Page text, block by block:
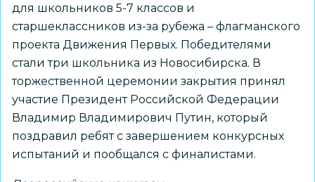
для школьников 5-7 классов и
старшеклассников из-за рубежа – флагманского
проекта Движения Первых. Победителями
стали три школьника из Новосибирска. В
торжественной церемонии закрытия принял
участие Президент Российской Федерации
Владимир Владимирович Путин, который
поздравил ребят с завершением конкурсных
испытаний и пообщался с финалистами.